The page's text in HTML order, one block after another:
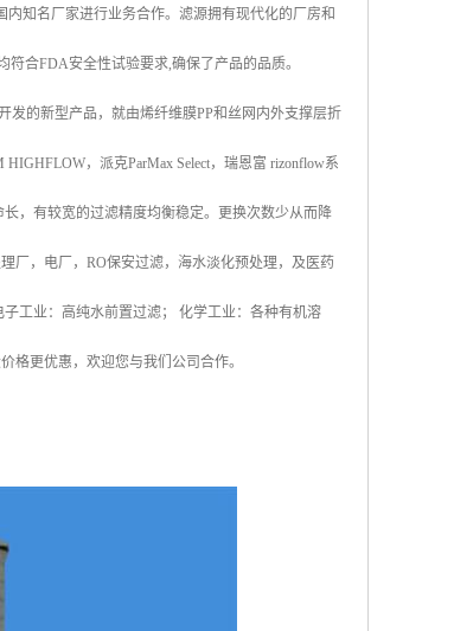
知名厂家进行业务合作。滤源拥有现代化的厂房和
合FDA安全性试验要求,确保了产品的品质。
发的新型产品，就由烯纤维膜PP和丝网内外支撑层折
，派克ParMax Select，瑞恩富 rizonflow系
，有较宽的过滤精度均衡稳定。更换次数少从而降
厂，电厂，RO保安过滤，海水淡化预处理，及医药
工业：高纯水前置过滤； 化学工业：各种有机溶
格更优惠，欢迎您与我们公司合作。